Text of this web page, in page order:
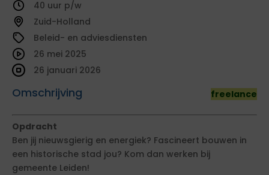
40
Zuid-Holland
Beleid- en adviesdiensten
Omschrijving freelance
26 mei 2025
26 januari 2026
Opdracht
Ben jij nieuwsgierig en energiek? Fascineert bouwen in
een historische stad jou? Kom dan werken bij
gemeente Leiden!